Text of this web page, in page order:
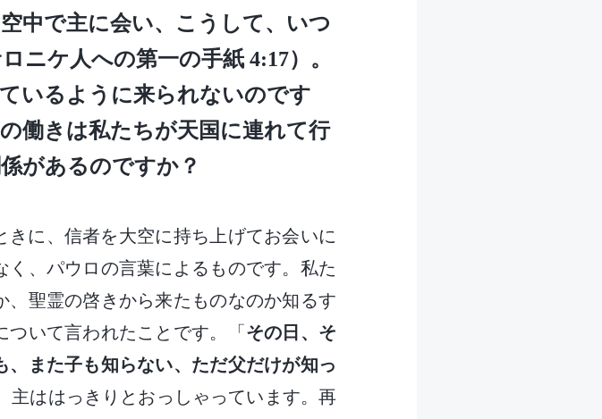
中で主に会い、こうして、いつ
ニケ人への第一の手紙 4:17）。
いるように来られないのです
働きは私たちが天国に連れて行
があるのですか？
に、信者を大空に持ち上げてお会いに
、パウロの言葉によるものです。私た
聖霊の啓きから来たものなのか知るす
いて言われたことです。「 その日、そ
また子も知らない、ただ父だけが知っ
主ははっきりとおっしゃっています。再